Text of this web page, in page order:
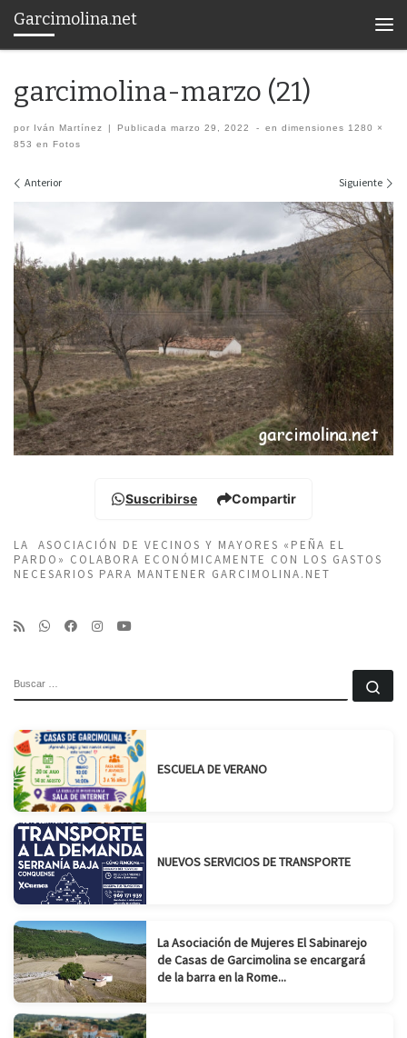
Saltar al contenido
Garcimolina.net
garcimolina-marzo (21)
por Iván Martínez | Publicadamarzo 29, 2022 - en dimensiones 1280 ×
853 en Fotos
Navegación de imágenes
Anterior Siguiente
Suscribirse Compartir
LA ASOCIACIÓN DE VECINOS Y MAYORES «PEÑA EL
PARDO» COLABORA ECONÓMICAMENTE CON LOS GASTOS
NECESARIOS PARA MANTENER GARCIMOLINA.NET
ESCUELA DE VERANO
NUEVOS SERVICIOS DE TRANSPORTE
La Asociación de Mujeres El Sabinarejo
de Casas de Garcimolina se encargará
de la barra en la Rome...